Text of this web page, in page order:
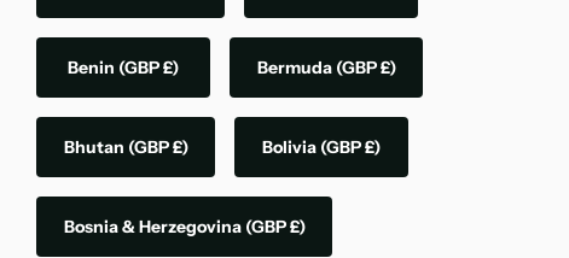
Benin (GBP £) Bermuda (GBP £)
Bhutan (GBP £) Bolivia (GBP £)
Bosnia & Herzegovina (GBP £)